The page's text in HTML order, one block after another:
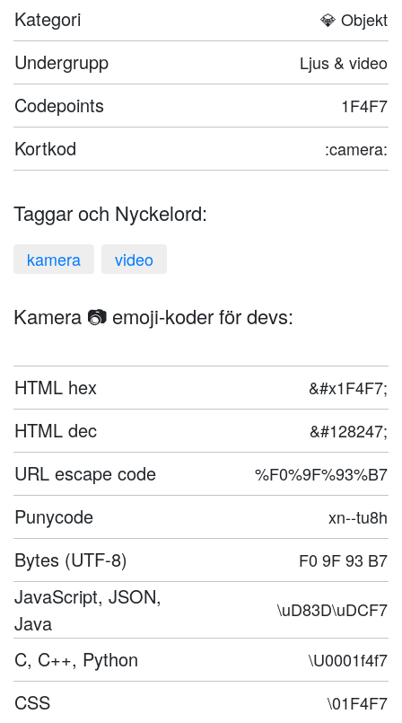
Kategori 💎 Objekt
Undergrupp Ljus & video
Codepoints 1F4F7
Kortkod :camera:
Taggar och Nyckelord:
kamera video
Kamera 📷 emoji-koder för devs:
HTML hex &#x1F4F7;
HTML dec &#128247;
URL escape code %F0%9F%93%B7
Punycode xn--tu8h
Bytes (UTF-8) F0 9F 93 B7
JavaScript, JSON,
Java
\uD83D\uDCF7
C, C++, Python \U0001f4f7
CSS \01F4F7